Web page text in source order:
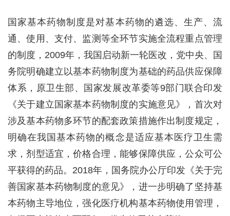
国家基本药物制度是对基本药物的遴选、生产、流
通、使用、支付、监测等全环节实施全流程重点管理
的制度，2009年，我国启动新一轮医改，党中央、国
务院明确建立以基本药物制度为基础的药品供应保障
体系，原卫生部、国家发展改革委等9部门联合印发
《关于建立国家基本药物制度的实施意见》，首次对
涉及基本药物多环节的配套政策措施作出制度规定，
明确在我国基本药物的概念是适应基本医疗卫生需
求，剂型适宜，价格合理，能够保障供应，公众可公
平获得的药品。2018年，国务院办公厅印发《关于完
善国家基本药物制度的意见》，进一步明确了坚持基
本药物主导地位，强化医疗机构基本药物使用管理，